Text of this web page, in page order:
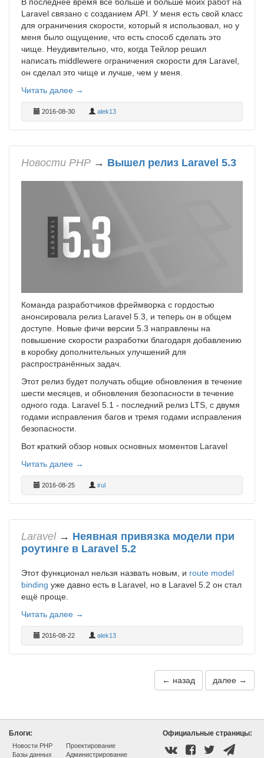
Laravel связано с созданием API. У меня есть свой класс
для ограничения скорости, который я использовал, но у
меня было ощущение, что есть способ сделать это
чище. Неудивительно, что, когда Тейлор решил
написать middlewere ограничения скорости для Laravel,
он сделал это чище и лучше, чем у меня.
Читать далее →
2016-08-30 alek13
Новости PHP → Вышел релиз Laravel 5.3
Команда разработчиков фреймворка с гордостью
анонсировала релиз Laravel 5.3, и теперь он в общем
доступе. Новые фичи версии 5.3 направлены на
повышение скорости разработки благодаря добавлению
в коробку дополнительных улучшений для
распространённых задач.
Этот релиз будет получать общие обновления в течение
шести месяцев, и обновления безопасности в течение
одного года. Laravel 5.1 - последний релиз LTS, с двумя
годами исправления багов и тремя годами исправления
безопасности.
Вот краткий обзор новых основных моментов Laravel
Читать далее →
2016-08-25 irul
Laravel→ Неявная привязка модели при
роутинге в Laravel 5.2
Этот функционал нельзя назвать новым, и route model
binding уже давно есть в Laravel, но в Laravel 5.2 он стал
ещё проще.
Читать далее →
2016-08-22 alek13
← назад далее →
Блоги:
Новости PHP
Базы данных
Проектирование
Администрирование
Официальные страницы: